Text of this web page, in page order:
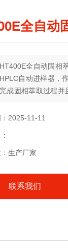
全自动
全自动固相
自动进样器，
成固相萃取过程
2025-11-11
生产厂家
联系我们